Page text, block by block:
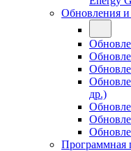
Обновления
др.)
Программная